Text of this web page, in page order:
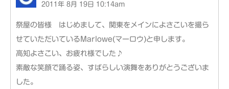
2011年 8月 19日 10:14am
祭屋の皆様 はじめまして、関東をメインによさこいを撮ら
せていただいているMarlowe(マーロウ)と申します。
高知よさこい、お疲れ様でした♪
素敵な笑顔で踊る姿、すばらしい演舞をありがとうございま
した。